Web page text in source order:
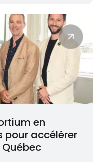
en
pour accélérer